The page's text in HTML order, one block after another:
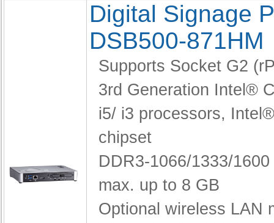
Digital Signage
DSB500-871HM
Supports Socket G2
3rd Generation Intel®
i5/ i3 processors,
chipset
DDR3-1066/1333/
max. up to 8 GB
Optional wireless LAN